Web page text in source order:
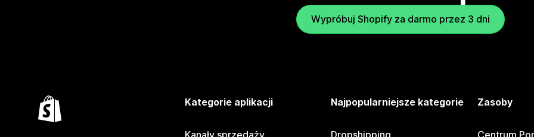
Wypróbuj Shopify za darmo przez 3 dni
Kategorie aplikacji Najpopularniejsze kategorie Zasoby